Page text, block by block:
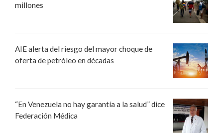
millones
AIE alerta del riesgo del mayor choque de
oferta de petróleo en décadas
“En Venezuela no hay garantía a la salud” dice
Federación Médica